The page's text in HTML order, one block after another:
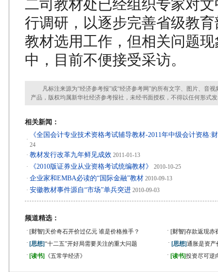
二司教材处已经组织专家对
行调研，以逐步完善省级教
教材选用工作，但相关问题
中，目前不便接受采访。
凡标注来源为“经济参考报”或“经济参考网”的所有文字、图片、音视
产品，版权均属新华社经济参考报社，未经书面授权，不得以任何形式
相关新闻：
·
《全国会计专业技术资格考试辅导教材-2011年中级会计资格:
24
· 教材发行改革九年鲜见成效 2011-01-13
·
《2010版证券业从业资格考试统编教材》
2010-10-25
· 企业家和EMBA必读的“国际金融”教材 2010-09-13
· 安徽教材事件源自“市场”单兵突进 2010-09-03
频道精选：
· [财智] 天价奇石开价过亿元 谁是价格推手？ · [财智]存款返现赤
· [思想]“十二五”开好局需要关注的重大问题 · [思想]通胀是资产
· [读书] 《五常学经济》 · [读书]投资尽可逆